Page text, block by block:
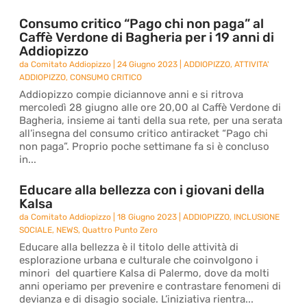
Consumo critico “Pago chi non paga” al
Caffè Verdone di Bagheria per i 19 anni di
Addiopizzo
daComitato Addiopizzo |24 Giugno 2023 |ADDIOPIZZO,ATTIVITA'
ADDIOPIZZO,CONSUMO CRITICO
Addiopizzo compie diciannove anni e si ritrova
mercoledì 28 giugno alle ore 20,00 al Caffè Verdone di
Bagheria, insieme ai tanti della sua rete, per una serata
all’insegna del consumo critico antiracket “Pago chi
non paga”. Proprio poche settimane fa si è concluso
in...
Educare alla bellezza con i giovani della
Kalsa
daComitato Addiopizzo |18 Giugno 2023 |ADDIOPIZZO, INCLUSIONE
SOCIALE, NEWS,Quattro Punto Zero
Educare alla bellezza è il titolo delle attività di
esplorazione urbana e culturale che coinvolgono i
minori del quartiere Kalsa di Palermo, dove da molti
anni operiamo per prevenire e contrastare fenomeni di
devianza e di disagio sociale. L’iniziativa rientra...